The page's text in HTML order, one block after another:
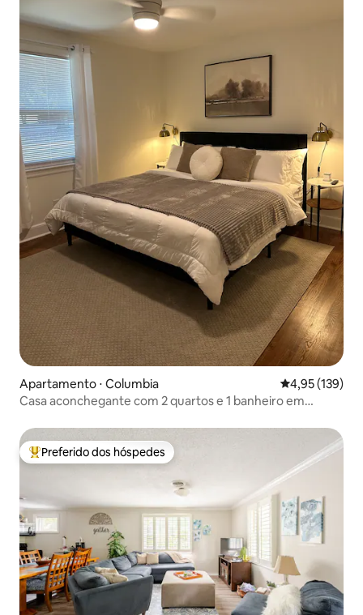
Apartamento ⋅ Columbia 4,95 de uma
4,95 (139)
Casa aconchegante com 2 quartos e 1 banheiro em
Entre os melhores preferidos dos hóspedes
Preferido dos hóspedes